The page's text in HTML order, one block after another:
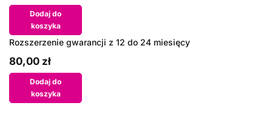
Dodaj do
koszyka
Rozszerzenie gwarancji z 12 do 24 miesięcy
80,00 zł
Dodaj do
koszyka